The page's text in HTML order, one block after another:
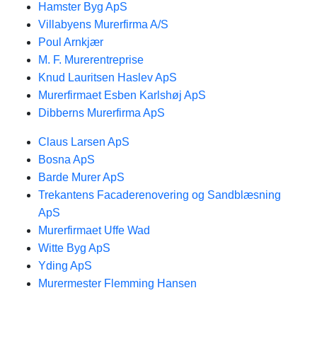
Hamster Byg ApS
Villabyens Murerfirma A/S
Poul Arnkjær
M. F. Murerentreprise
Knud Lauritsen Haslev ApS
Murerfirmaet Esben Karlshøj ApS
Dibberns Murerfirma ApS
Claus Larsen ApS
Bosna ApS
Barde Murer ApS
Trekantens Facaderenovering og Sandblæsning
ApS
Murerfirmaet Uffe Wad
Witte Byg ApS
Yding ApS
Murermester Flemming Hansen